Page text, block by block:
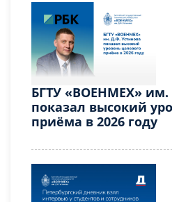
БГТУ «ВОЕНМЕХ» им.
показал высокий
приёма в 2026 году